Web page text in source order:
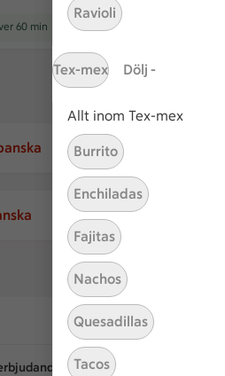
Ravioli
Tex-mex Dölj -
Allt inom Tex-mex
Burrito
Enchiladas
Fajitas
Nachos
Quesadillas
Tacos
tar Över 60 min att tillaga
60 min Receptet har Medel svårighetsgrad
Medel